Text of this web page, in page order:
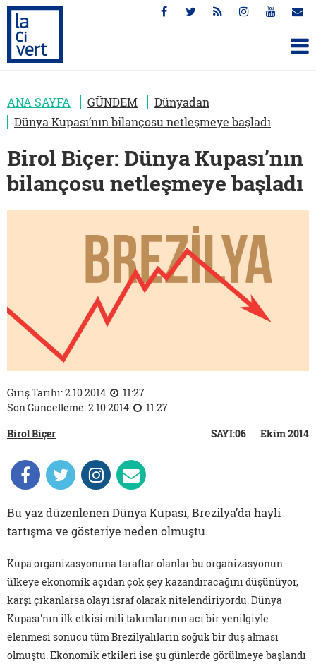
ANA SAYFA GÜNDEM
Dünyadan
Dünya Kupası’nın bilançosu netleşmeye başladı
Birol Biçer: Dünya Kupası’nın
bilançosu netleşmeye başladı
Giriş Tarihi: 2.10.2014
11:27
Son Güncelleme: 2.10.2014
11:27
Birol Biçer
SAYI:06 Ekim 2014
Bu yaz düzenlenen Dünya Kupası, Brezilya’da hayli
tartışma ve gösteriye neden olmuştu.
Kupa organizasyonuna taraftar olanlar bu organizasyonun
ülkeye ekonomik açıdan çok şey kazandıracağını düşünüyor,
karşı çıkanlarsa olayı israf olarak nitelendiriyordu. Dünya
Kupası'nın ilk etkisi mili takımlarının acı bir yenilgiyle
elenmesi sonucu tüm Brezilyalıların soğuk bir duş alması
olmuştu. Ekonomik etkileri ise şu günlerde görülmeye başlandı